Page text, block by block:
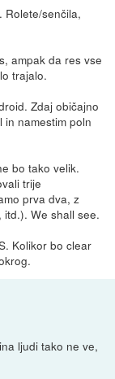
Rolete/senčila,
ampak da res vse
trajalo.
Zdaj običajno
namestim poln
bo tako velik.
trije
prva dva, z
itd.). We shall see.
Kolikor bo clear
ljudi tako ne ve,